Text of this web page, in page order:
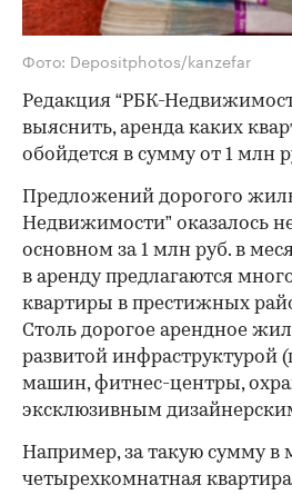
Фото: Depositphotos/kanzefar
Редакция “РБК-
выяснить, аренда каких
обойдется в сумму от 1 млн
Предложений дорогого
Недвижимости” оказалось
основном за 1 млн руб. в
в аренду предлагаются
квартиры в престижных
Столь дорогое арендное
развитой инфраструктурой
машин, фитнес-центры,
эксклюзивным
Например, за такую сумму в
четырехкомнатная